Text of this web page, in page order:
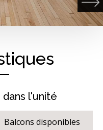
l'unité
Balcons disponibles